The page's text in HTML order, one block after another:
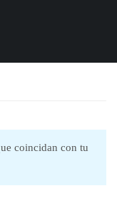
coincidan con tu